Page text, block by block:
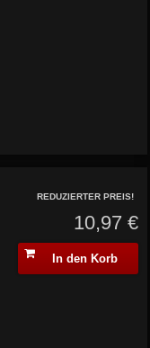
REDUZIERTER PREIS!
10,97 €
In den Korb